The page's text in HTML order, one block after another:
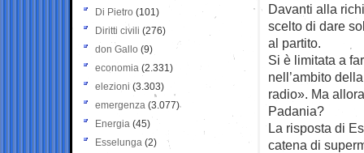
Davanti alla
scelto di dare
al partito.
Si è limitata a
nell’ambito
radio». Ma
Padania?
La risposta di
catena di
Di Pietro (101)
Diritti civili (276)
don Gallo (9)
economia (2.331)
elezioni (3.303)
emergenza (3.077)
Energia (45)
Esselunga (2)